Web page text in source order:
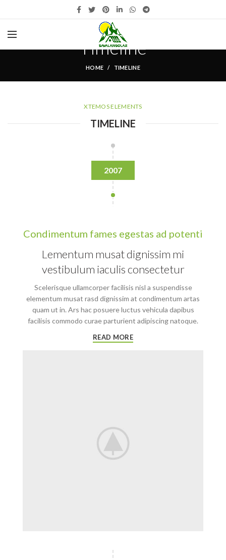
Timeline
HOME TIMELINE
XTEMOS ELEMENTS
TIMELINE
2007
Condimentum fames egestas ad potenti
Lementum musat dignissim mi
vestibulum iaculis consectetur
Scelerisque ullamcorper facilisis nisl a suspendisse
elementum musat rasd dignissim at condimentum artas
quam ut in. Ars hac posuere luctus vehicula dapibus
facilisis commodo curae parturient adipiscing natoque.
READ MORE